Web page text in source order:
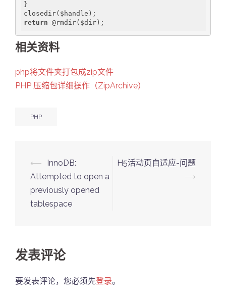
}
return
相关资料
php将文件夹打包成zip文件
PHP 压缩包详细操作（ZipArchive）
PHP
Post
navigation
⟵
InnoDB:
Attempted to open a
previously opened
tablespace
H5活动页自适应-问题
⟶
发表评论
要发表评论，您必须先登录。